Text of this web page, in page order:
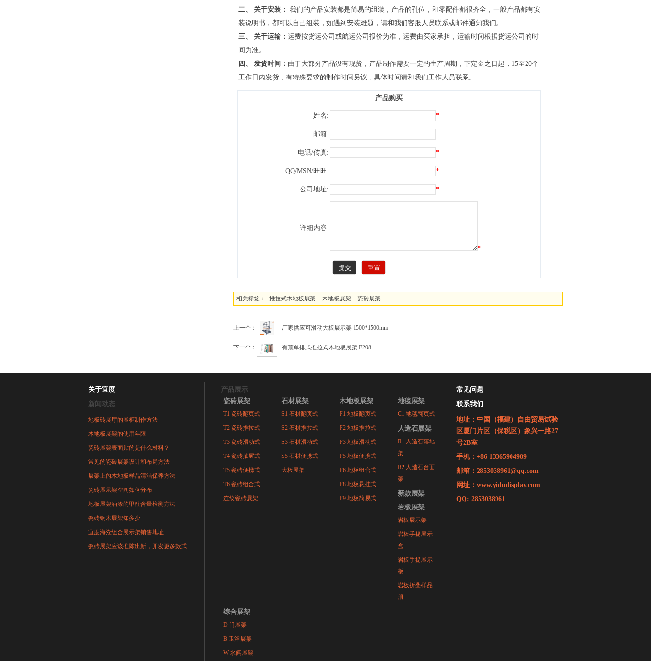
二、 关于安装： 我们的产品安装都是简易的组装，产品的孔位，和零配件都很齐全，一般产品都有安
装说明书，都可以自己组装，如遇到安装难题，请和我们客服人员联系或邮件通知我们。
三、 关于运输： 运费按货运公司或航运公司报价为准，运费由买家承担，运输时间根据货运公司的时
间为准。
四、 发货时间： 由于大部分产品没有现货，产品制作需要一定的生产周期，下定金之日起，15至20个
工作日内发货，有特殊要求的制作时间另议，具体时间请和我们工作人员联系。
产品购买
姓名: *
邮箱:
电话/传真: *
QQ/MSN/旺旺: *
公司地址: *
详细内容:
*
相关标签： 推拉式木地板展架 木地板展架 瓷砖展架
上一个： 厂家供应可滑动大板展示架 1500*1500mm
下一个： 有顶单排式推拉式木地板展架 F208
关于宜度
新闻动态
地板砖展厅的展柜制作方法
木地板展架的使用年限
瓷砖展架表面贴的是什么材料？
常见的瓷砖展架设计和布局方法
展架上的木地板样品清洁保养方法
瓷砖展示架空间如何分布
地板展架油漆的甲醛含量检测方法
瓷砖钢木展架知多少
宜度海沧组合展示架销售地址
瓷砖展架应该推陈出新，开发更多款式...
产品展示
瓷砖展架
T1 瓷砖翻页式
T2 瓷砖推拉式
T3 瓷砖滑动式
T4 瓷砖抽屉式
T5 瓷砖便携式
T6 瓷砖组合式
连纹瓷砖展架
石材展架
S1 石材翻页式
S2 石材推拉式
S3 石材滑动式
S5 石材便携式
大板展架
木地板展架
F1 地板翻页式
F2 地板推拉式
F3 地板滑动式
F5 地板便携式
F6 地板组合式
F8 地板悬挂式
F9 地板简易式
地毯展架
C1 地毯翻页式
人造石展架
R1 人造石落地
架
R2 人造石台面
架
新款展架
岩板展架
岩板展示架
岩板手提展示
盒
岩板手提展示
板
岩板折叠样品
册
综合展架
D 门展架
B 卫浴展架
W 水阀展架
常见问题
联系我们
地址：中国（福建）自由贸易试验
区厦门片区（保税区）象兴一路27
号2B室
手机：+86 13365904989
邮箱： 2853038961@qq.com
网址：www.yidudisplay.com
QQ: 2853038961